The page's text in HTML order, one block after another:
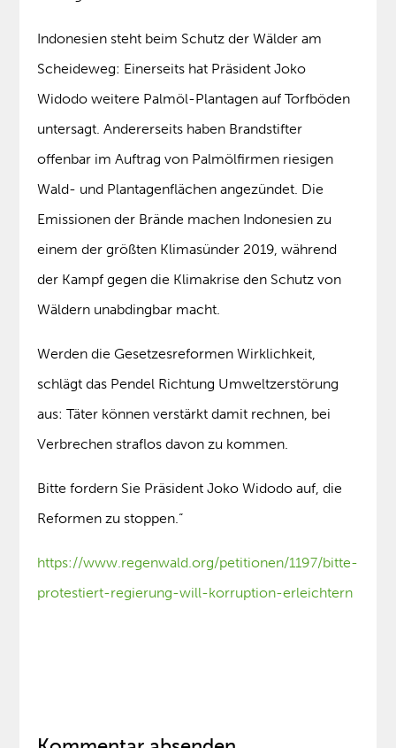
Indonesien steht beim Schutz der Wälder am
Scheideweg: Einerseits hat Präsident Joko
Widodo weitere Palmöl-Plantagen auf Torfböden
untersagt. Andererseits haben Brandstifter
offenbar im Auftrag von Palmölfirmen riesigen
Wald- und Plantagenflächen angezündet. Die
Emissionen der Brände machen Indonesien zu
einem der größten Klimasünder 2019, während
der Kampf gegen die Klimakrise den Schutz von
Wäldern unabdingbar macht.
Werden die Gesetzesreformen Wirklichkeit,
schlägt das Pendel Richtung Umweltzerstörung
aus: Täter können verstärkt damit rechnen, bei
Verbrechen straflos davon zu kommen.
Bitte fordern Sie Präsident Joko Widodo auf, die
Reformen zu stoppen.“
https://www.regenwald.org/petitionen/1197/bitte-
protestiert-regierung-will-korruption-erleichtern